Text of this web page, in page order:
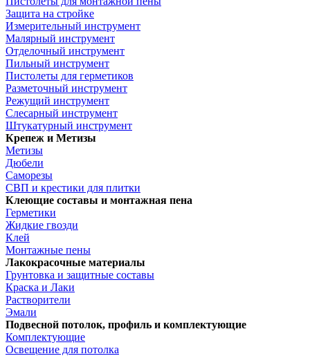
Защита на стройке
Измерительный инструмент
Малярный инструмент
Отделочный инструмент
Пильный инструмент
Пистолеты для герметиков
Разметочный инструмент
Режущий инструмент
Слесарный инструмент
Штукатурный инструмент
Крепеж и Метизы
Метизы
Дюбели
Саморезы
СВП и крестики для плитки
Клеющие составы и монтажная пена
Герметики
Жидкие гвозди
Клей
Монтажные пены
Лакокрасочные материалы
Грунтовка и защитные составы
Краска и Лаки
Растворители
Эмали
Подвесной потолок, профиль и комплектующие
Комплектующие
Освещение для потолка